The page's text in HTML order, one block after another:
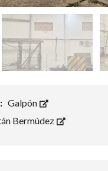
Galpón
Bermúdez